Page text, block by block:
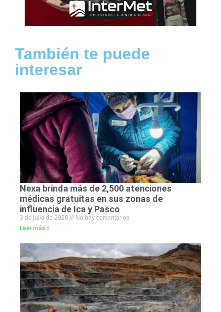
También te puede
interesar
Nexa brinda más de 2,500 atenciones
médicas gratuitas en sus zonas de
influencia de Ica y Pasco
3 de julio de 2026
No hay comentarios
Leer más »